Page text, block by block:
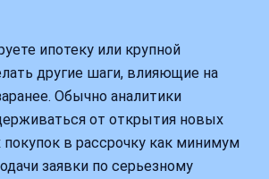
ипотеку или крупной
другие шаги, влияющие на
Обычно аналитики
от открытия новых
покупок в рассрочку как минимум
заявки по серьезному